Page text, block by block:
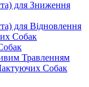
для Зниження
для Відновлення
Собак
Травленням
Собак